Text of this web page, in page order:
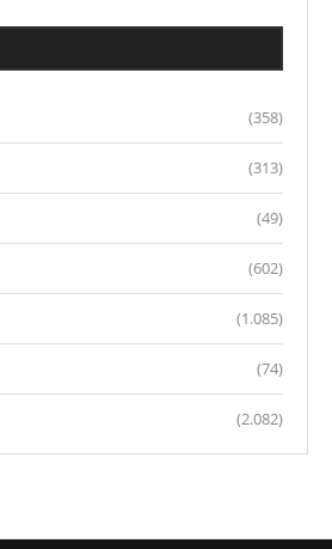
(358)
(313)
(49)
(602)
(1.085)
(74)
(2.082)